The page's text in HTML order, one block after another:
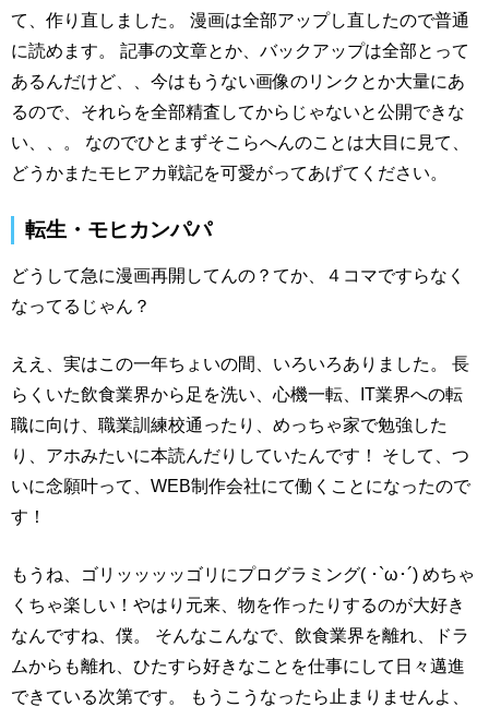
て、作り直しました。 漫画は全部アップし直したので普通
に読めます。 記事の文章とか、バックアップは全部とって
あるんだけど、、今はもうない画像のリンクとか大量にあ
るので、それらを全部精査してからじゃないと公開できな
い、、。 なのでひとまずそこらへんのことは大目に見て、
どうかまたモヒアカ戦記を可愛がってあげてください。
転生・モヒカンパパ
どうして急に漫画再開してんの？てか、４コマですらなく
なってるじゃん？
ええ、実はこの一年ちょいの間、いろいろありました。 長
らくいた飲食業界から足を洗い、心機一転、IT業界への転
職に向け、職業訓練校通ったり、めっちゃ家で勉強した
り、アホみたいに本読んだりしていたんです！ そして、つ
いに念願叶って、WEB制作会社にて働くことになったので
す！
もうね、ゴリッッッッゴリにプログラミング( ･`ω･´) めちゃ
くちゃ楽しい！やはり元来、物を作ったりするのが大好き
なんですね、僕。 そんなこんなで、飲食業界を離れ、ドラ
ムからも離れ、ひたすら好きなことを仕事にして日々邁進
できている次第です。 もうこうなったら止まりませんよ、